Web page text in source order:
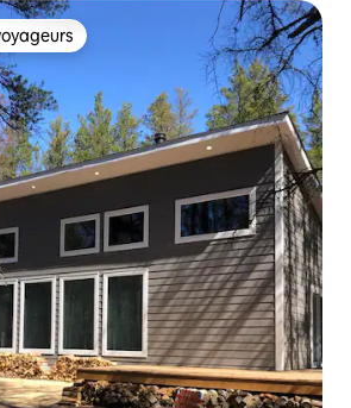
les plus appréciés